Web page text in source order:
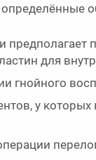
для
гнойного
у